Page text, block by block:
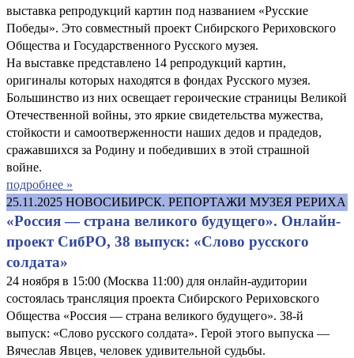
выставка репродукций картин под названием «Русские
Победы». Это совместный проект Сибирского Рериховского
Общества и Государственного Русского музея.
На выставке представлено 14 репродукций картин,
оригиналы которых находятся в фондах Русского музея.
Большинство из них освещает героические страницы Великой
Отечественной войны, это яркие свидетельства мужества,
стойкости и самоотверженности наших дедов и прадедов,
сражавшихся за Родину и победивших в этой страшной
войне.
подробнее »
25.11.2025 НОВОСИБИРСК. РЕПОРТАЖИ МУЗЕЯ РЕРИХА
«Россия — страна великого будущего». Онлайн-
проект СибРО, 38 выпуск: «Слово русского
солдата»
24 ноября в 15:00 (Москва 11:00) для онлайн-аудитории
состоялась трансляция проекта Сибирского Рериховского
Общества «Россия — страна великого будущего». 38-й
выпуск: «Слово русского солдата». Герой этого выпуска —
Вячеслав Явцев, человек удивительной судьбы.